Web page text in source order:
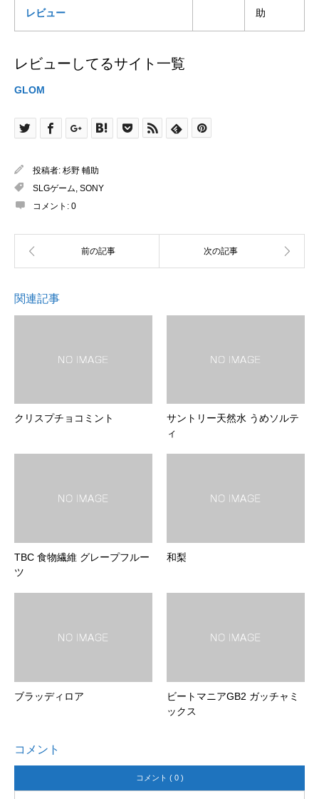
レビュー
助
レビューしてるサイト一覧
GLOM
投稿者: 杉野 輔助
SLGゲーム SONY
コメント: 0
関連記事
クリスプチョコミント
サントリー天然水 うめソルテ
ィ
TBC 食物繊維 グレープフルー
ツ
和梨
ブラッディロア
ビートマニアGB2 ガッチャミ
ックス
コメント
コメント ( 0 )